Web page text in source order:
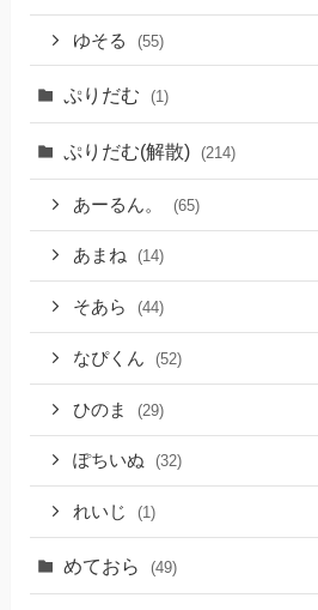
ゆそる (55)
ぷりだむ (1)
ぷりだむ(解散) (214)
あーるん。 (65)
あまね (14)
そあら (44)
なぴくん (52)
ひのま (29)
ぽちいぬ (32)
れいじ (1)
めておら (49)